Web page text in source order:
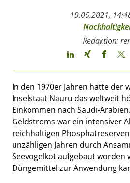
19.05.2021,
Redaktion:
In den 1970er Jahren hatte der
Inselstaat Nauru das weltweit
Einkommen nach Saudi-
Geldstroms war ein intensiver
reichhaltigen
unzähligen Jahren durch
Seevogelkot aufgebaut worden
Düngemittel zur Anwendung